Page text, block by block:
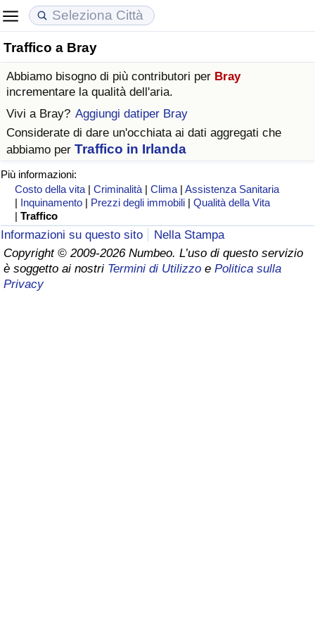
Traffico a Bray
Abbiamo bisogno di più contributori per Bray
incrementare la qualità dell'aria.
Vivi a Bray? Aggiungi datiper Bray
Considerate di dare un'occhiata ai dati aggregati che
abbiamo per Traffico in Irlanda
Più informazioni:
Costo della vita |Criminalità |Clima |Assistenza Sanitaria
| Inquinamento | Prezzi degli immobili |Qualità della Vita
|Traffico
Informazioni su questo sito
Nella Stampa
Copyright © 2009-2026 Numbeo. L’uso di questo servizio
è soggetto ai nostri Termini di Utilizzo e Politica sulla
Privacy
Costo della vita
Indice Del Costo Della Vita (corrente)
Indice Del Costo Della Vita
Indice del Costo della Vita per Nazione
ad Aqaba
Prezzi degli immobili
Indice del Prezzo delle Case (Corrente)
Indice del Prezzo delle Case
Indice del Prezzo delle Case per Nazione
Qualità della Vita
Indice della Qualità della Vita
Indice della Qualità della Vita (Corrente)
Indice della qualità della vita per Paese
Criminalità
Indice del Tasso di Criminalità (Corrente)
Indice della Criminalità